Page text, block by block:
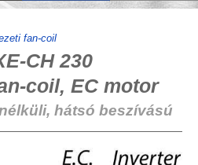
fan-coil
CH 230
coil, EC motor
hátsó beszívású